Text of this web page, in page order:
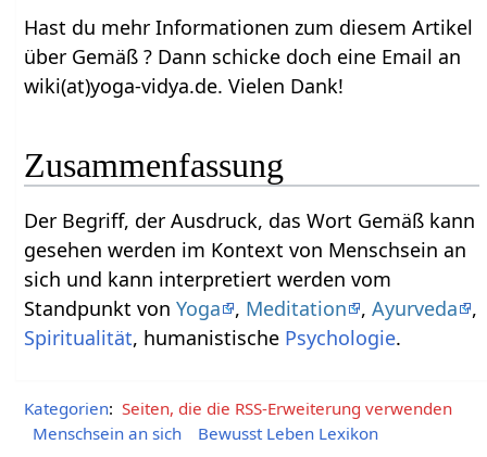
Hast du mehr Informationen zum diesem Artikel
über Gemäß‏‎ ? Dann schicke doch eine Email an
wiki(at)yoga-vidya.de. Vielen Dank!
Zusammenfassung
Der Begriff, der Ausdruck, das Wort Gemäß‏‎ kann
gesehen werden im Kontext von Menschsein an
sich und kann interpretiert werden vom
Standpunkt vonYoga , Meditation ,Ayurveda
,
Spiritualität, humanistische Psychologie.
Kategorien: Seiten, die die RSS-Erweiterung verwenden
Menschsein an sich
Bewusst Leben Lexikon